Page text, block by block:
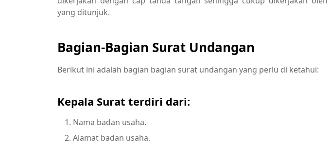
yang ditunjuk.
Bagian-Bagian Surat Undangan
Berikut ini adalah bagian bagian surat undangan yang perlu di ketahui:
Kepala Surat terdiri dari:
Nama badan usaha.
Alamat badan usaha.